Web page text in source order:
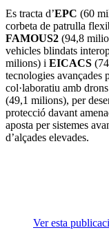
Es tracta d’EPC (60
corbeta de patrulla
FAMOUS2 (94,8
vehicles blindats
milions) i EICACS
tecnologies avançades
col·laboratiu amb
(49,1 milions), per
protecció davant
aposta per sistemes
d’alçades elevades.
Ver esta